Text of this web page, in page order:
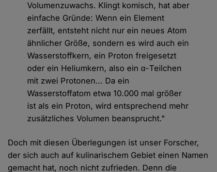
Volumenzuwachs. Klingt komisch, hat aber
einfache Gründe: Wenn ein Element
zerfällt, entsteht nicht nur ein neues Atom
ähnlicher Größe, sondern es wird auch ein
Wasserstoffkern, ein Proton freigesetzt
oder ein Heliumkern, also ein α-Teilchen
mit zwei Protonen... Da ein
Wasserstoffatom etwa 10.000 mal größer
ist als ein Proton, wird entsprechend mehr
zusätzliches Volumen beansprucht."
Doch mit diesen Überlegungen ist unser Forscher,
der sich auch auf kulinarischem Gebiet einen Namen
gemacht hat, noch nicht zufrieden. Denn die